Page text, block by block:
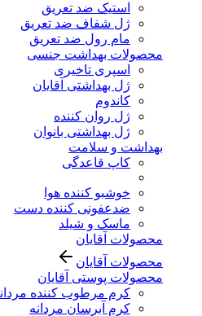
استیک ضد تعریق
ژل شفاف ضد تعریق
مام رول ضد تعریق
محصولات بهداشت جنسی
اسپری تاخیری
ژل بهداشتی آقایان
کاندوم
ژل روان کننده
ژل بهداشتی بانوان
بهداشت و سلامت
کاپ قاعدگی
خوشبو کننده هوا
ضدعفونی کننده دست
ماسک و شیلد
محصولات آقایان
محصولات آقایان
محصولات پوستی آقایان
کرم مرطوب کننده
کرم آبرسان مردانه